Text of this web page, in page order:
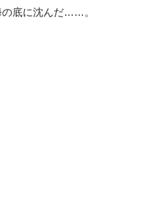
の底に沈んだ……。